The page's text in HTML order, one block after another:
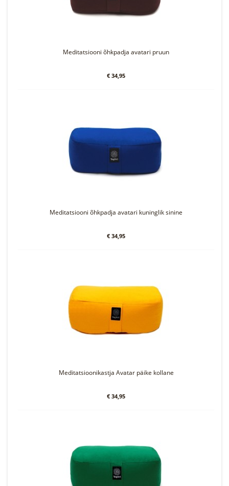
Meditatsiooni õhkpadja avatari pruun
€ 34,95
Meditatsiooni õhkpadja avatari kuninglik sinine
€ 34,95
Meditatsioonikastja Avatar päike kollane
€ 34,95